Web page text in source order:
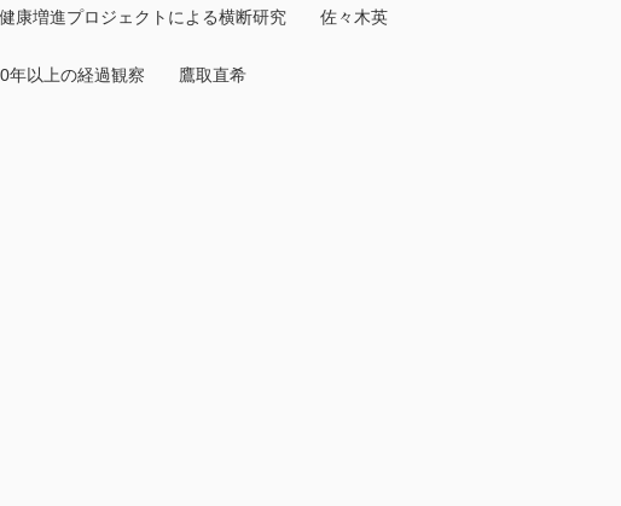
健康増進プロジェクトによる横断研究 佐々木英
年以上の経過観察 鷹取直希